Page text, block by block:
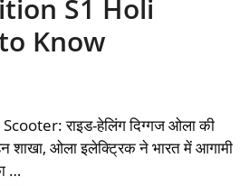
S1 Holi
Know
राइड-हेलिंग दिग्गज ओला की
शाखा, ओला इलेक्ट्रिक ने भारत में आगामी
…